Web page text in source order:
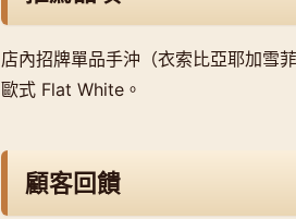
店內招牌單品手沖（衣索比亞耶加雪
歐式 Flat White。
顧客回饋